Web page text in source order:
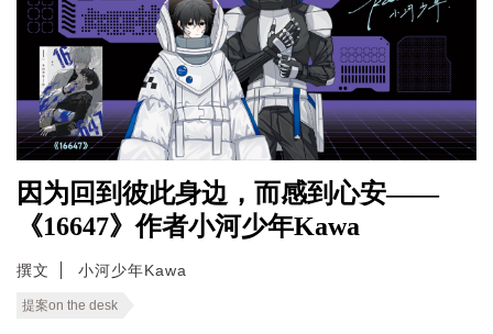
因为回到彼此身边，而感到心安——
《16647》作者小河少年Kawa
撰文 小河少年Kawa
提案on the desk